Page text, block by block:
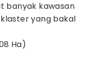
banyak kawasan
yang bakal
Ha)